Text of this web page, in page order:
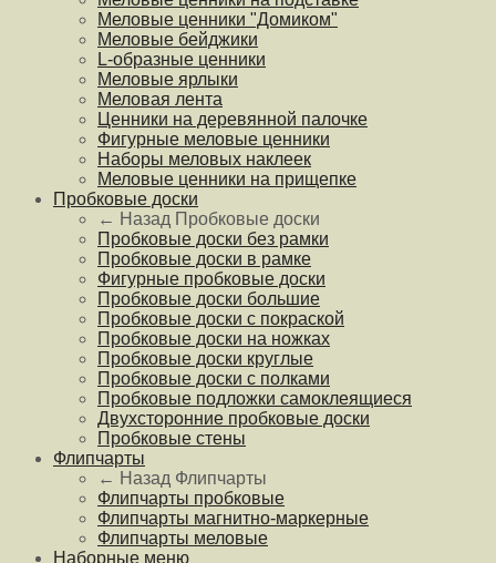
Меловые ценники "Домиком"
Меловые бейджики
L-образные ценники
Меловые ярлыки
Меловая лента
Ценники на деревянной палочке
Фигурные меловые ценники
Наборы меловых наклеек
Меловые ценники на прищепке
Пробковые доски
← Назад Пробковые доски
Пробковые доски без рамки
Пробковые доски в рамке
Фигурные пробковые доски
Пробковые доски большие
Пробковые доски с покраской
Пробковые доски на ножках
Пробковые доски круглые
Пробковые доски с полками
Пробковые подложки самоклеящиеся
Двухсторонние пробковые доски
Пробковые стены
Флипчарты
← Назад Флипчарты
Флипчарты пробковые
Флипчарты магнитно-маркерные
Флипчарты меловые
Наборные меню